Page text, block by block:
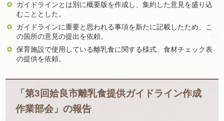
ガイドラインとは別に概要版を作成し、集約した意見を盛り込
むこととした。
ガイドラインに重要と思われる事項を新たに記載したため、こ
の箇所の意見の提出を依頼。
保育施設で使用している離乳食に関する様式、食材チェック表
の提供を依頼。
「第3回姶良市離乳食提供ガイドライン作成
作業部会」の報告